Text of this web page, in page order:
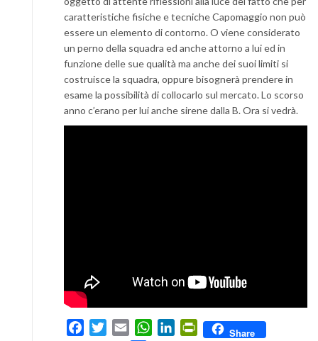
caratteristiche fisiche e tecniche Capomaggio non può
essere un elemento di contorno. O viene considerato
un perno della squadra ed anche attorno a lui ed in
funzione delle sue qualità ma anche dei suoi limiti si
costruisce la squadra, oppure bisognerà prendere in
esame la possibilità di collocarlo sul mercato. Lo scorso
anno c’erano per lui anche sirene dalla B. Ora si vedrà.
FacebookTwitterEmail WhatsApp
LinkedInPrintFriendly
Share